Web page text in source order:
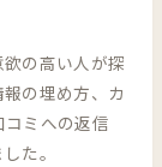
の高い人が探
の埋め方、カ
ミへの返信
た。